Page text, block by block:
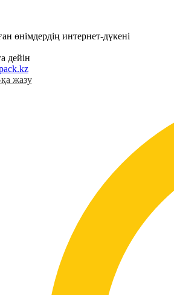
өнімдердің интернет-дүкені
дейін
жазу